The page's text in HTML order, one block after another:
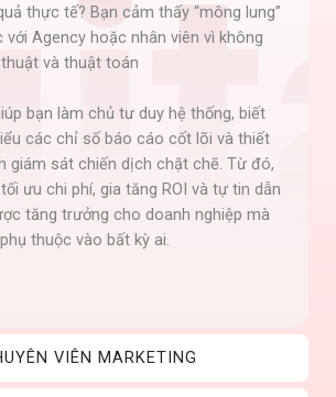
VIÊN MARKETING
thực tế? Bạn cảm thấy “mông lung”
với Agency hoặc nhân viên vì không
và thuật toán
bạn làm chủ tư duy hệ thống, biết
các chỉ số báo cáo cốt lõi và thiết
giám sát chiến dịch chặt chẽ. Từ đó,
ưu chi phí, gia tăng ROI và tự tin dẫn
tăng trưởng cho doanh nghiệp mà
thuộc vào bất kỳ ai.